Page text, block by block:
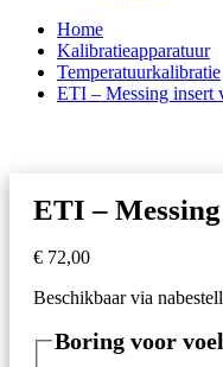
Home
Kalibratieapparatuur
Temperatuurkalibratie
ETI – Messing insert
ETI –
€ 72,00
Beschikbaar via
Boring voor